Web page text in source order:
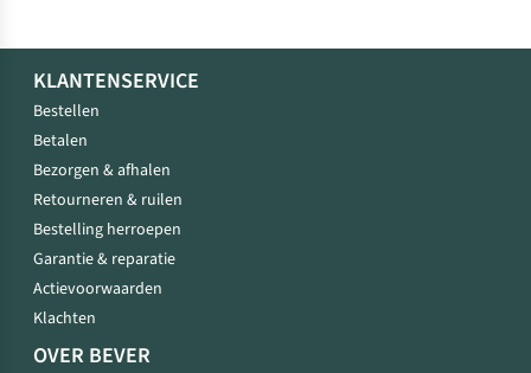
KLANTENSERVICE
Bestellen
Betalen
Bezorgen & afhalen
Retourneren & ruilen
Bestelling herroepen
Garantie & reparatie
Actievoorwaarden
Klachten
OVER BEVER